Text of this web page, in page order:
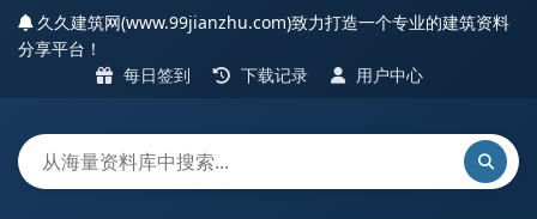
久久建筑网(www.99jianzhu.com)致力打造一个专业的建筑资料
分享平台！
每日签到
下载记录 用户中心